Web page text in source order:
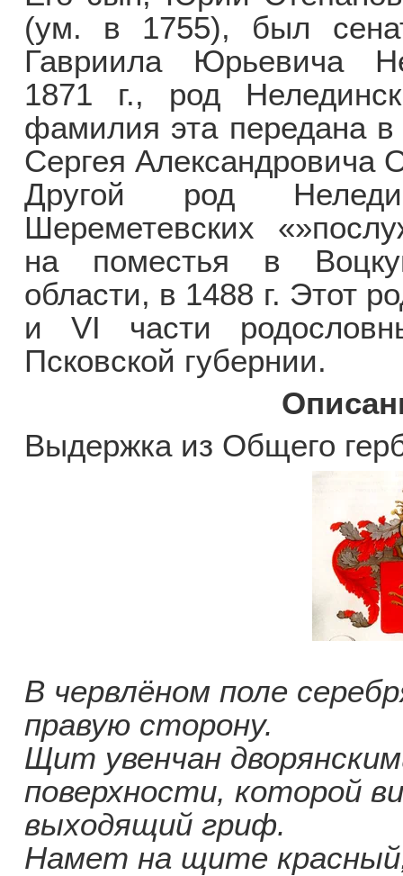
(ум. в 1755), был
Гавриила Юрьевича
1871 г., род
фамилия эта передана в
Сергея Александровича
Другой род
Шереметевских
на поместья в
области, в 1488 г. Этот
и VI части
Псковской губернии.
Выдержка из Общего
В червлёном поле
правую сторону.
Щит увенчан
поверхности, которой
выходящий гриф.
Намет на щите